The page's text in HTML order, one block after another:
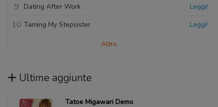
9 Dating After Work Leggi!
10 Taming My Stepsister Leggi!
Altro
Ultime aggiunte
Tatoe Migawari Demo